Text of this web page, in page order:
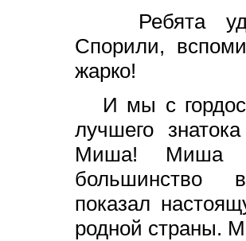
Ребята
Спорили,
жарко!
И мы с
лучшего
Миша! Миша
большинство
показал
родной страны.